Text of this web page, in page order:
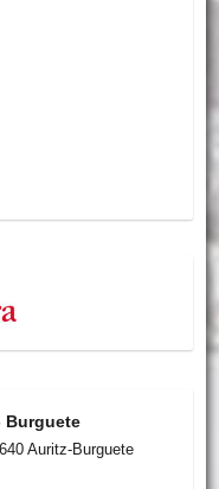
Burguete
Auritz-Burguete